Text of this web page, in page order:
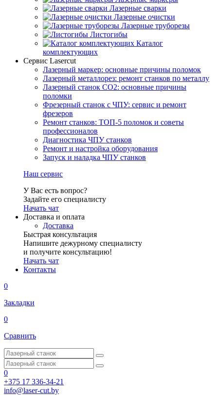
Лазерные сварки
Лазерные очистки
Лазерные труборезы
Листогибы
Каталог
комплектующих
Сервис Lasercut
Лазерный маркер: основные причины поломок
Лазерный металлорез: ремонт станков по металлу
Лазерный станок СО2: основные причины
поломки
Фрезерный станок с ЧПУ: сервис и ремонт
фрезеров
Ремонт станков: ТОП-5 поломок и советы
профессионалов
Диагностика ЧПУ станков
Ремонт и настройка оборудования
Запуск и наладка ЧПУ станков
Наш сервис
У Вас есть вопрос?
Задайте его специалисту
Начать чат
Доставка и оплата
Доставка
Быстрая консультация
Напишите дежурному специалисту
и получите консультацию!
Начать чат
Контакты
0
Закладки
0
Сравнить
0
+375 17 336-34-21
info@laser-cut.by